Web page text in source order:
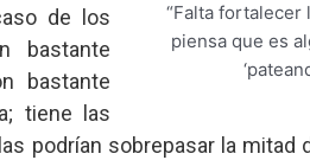
“Falta fortalecer
piensa que es
de los
bastante
bastante
tiene las
podrían sobrepasar la mitad